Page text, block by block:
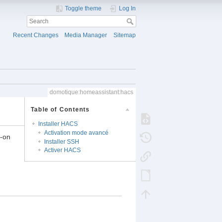
Toggle theme Log In
Recent Changes Media Manager Sitemap
domotique:homeassistant:hacs
Table of Contents
Installer HACS
Activation mode avancé
Installer SSH
Activer HACS
on